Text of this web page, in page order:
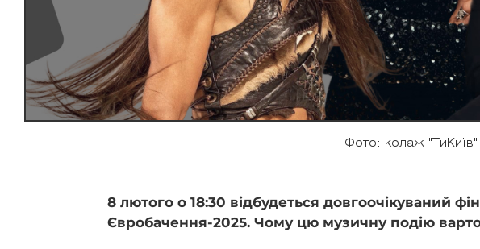
Фото: колаж "ТиКиїв"
8 лютого о 18:30 відбудеться довгоочікуваний
Євробачення-2025. Чому цю музичну подію